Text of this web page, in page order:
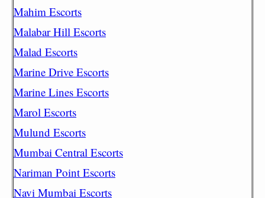
Mahim Escorts
Malabar Hill Escorts
Malad Escorts
Marine Drive Escorts
Marine Lines Escorts
Marol Escorts
Mulund Escorts
Mumbai Central Escorts
Nariman Point Escorts
Navi Mumbai Escorts